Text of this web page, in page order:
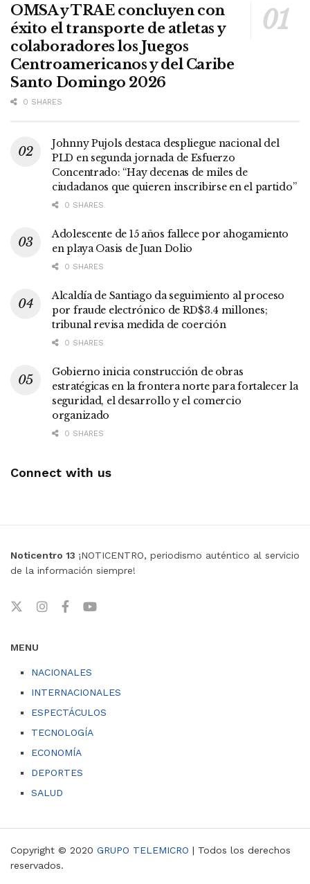
OMSA y TRAE concluyen con
éxito el transporte de atletas y
colaboradores los Juegos
Centroamericanos y del Caribe
Santo Domingo 2026
0 SHARES
Johnny Pujols destaca despliegue nacional del
PLD en segunda jornada de Esfuerzo
Concentrado: “Hay decenas de miles de
ciudadanos que quieren inscribirse en el partido”
0 SHARES
Adolescente de 15 años fallece por ahogamiento
en playa Oasis de Juan Dolio
0 SHARES
Alcaldía de Santiago da seguimiento al proceso
por fraude electrónico de RD$3.4 millones;
tribunal revisa medida de coerción
0 SHARES
Gobierno inicia construcción de obras
estratégicas en la frontera norte para fortalecer la
seguridad, el desarrollo y el comercio
organizado
0 SHARES
Connect with us
Noticentro 13 ¡NOTICENTRO, periodismo auténtico al servicio
de la información siempre!
MENU
NACIONALES
INTERNACIONALES
ESPECTÁCULOS
TECNOLOGÍA
ECONOMÍA
DEPORTES
SALUD
Copyright © 2020 GRUPO TELEMICRO | Todos los derechos
reservados.